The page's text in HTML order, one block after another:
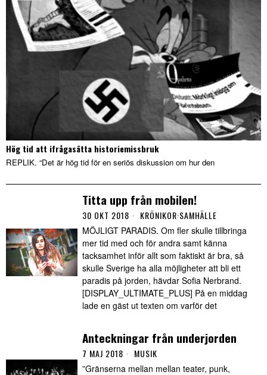
Hög tid att ifrågasätta historiemissbruk
REPLIK. “Det är hög tid för en seriös diskussion om hur den
Titta upp från mobilen!
30 OKT 2018 KRÖNIKOR·SAMHÄLLE
MÖJLIGT PARADIS. Om fler skulle tillbringa
mer tid med och för andra samt känna
tacksamhet inför allt som faktiskt är bra, så
skulle Sverige ha alla möjligheter att bli ett
paradis på jorden, hävdar Sofia Nerbrand.
[DISPLAY_ULTIMATE_PLUS] På en middag
lade en gäst ut texten om varför det
Anteckningar från underjorden
7 MAJ 2018 MUSIK
”Gränserna mellan mellan teater, punk,